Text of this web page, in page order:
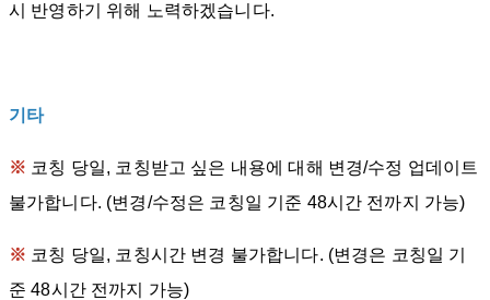
시 반영하기 위해 노력하겠습니다.
기타
※ 코칭 당일, 코칭받고 싶은 내용에 대해 변경/수정 업데이트
불가합니다. (변경/수정은 코칭일 기준 48시간 전까지 가능)
※ 코칭 당일, 코칭시간 변경 불가합니다. (변경은 코칭일 기
준 48시간 전까지 가능)